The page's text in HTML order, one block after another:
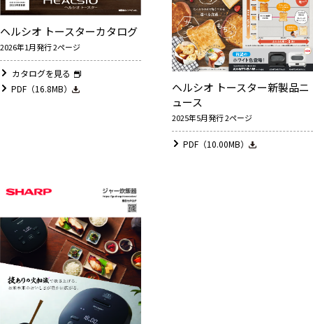
ヘルシオ トースターカタログ
2026年1月発行 2ページ
カタログを見る
PDF（16.8MB）
ヘルシオ トースター新製品ニ
ュース
2025年5月発行 2ページ
PDF（10.00MB）